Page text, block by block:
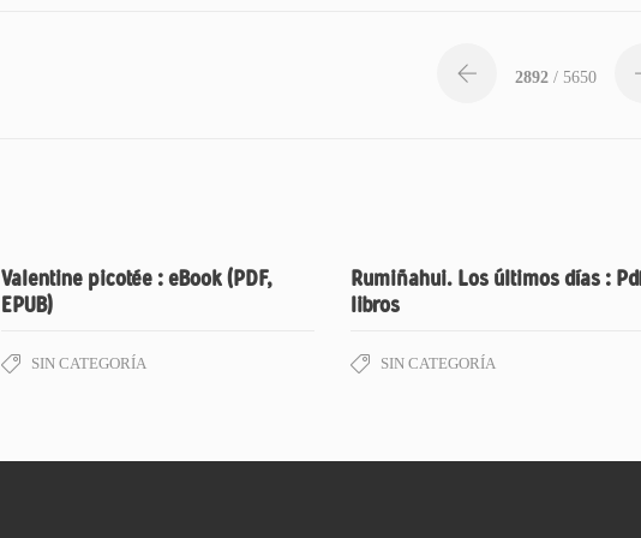
2892 / 5650
Valentine picotée : eBook (PDF,
EPUB)
SIN CATEGORÍA
Rumiñahui. Los últimos días :
libros
SIN CATEGORÍA